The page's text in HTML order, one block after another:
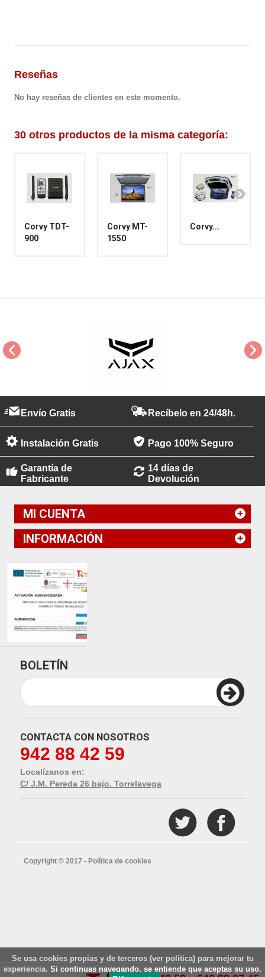
Se usa cookies propias y de terceros (ver política)para mejorar tu
experiencia. Si continuas navegando, se entiende que aceptas su uso.
Reseñas
No hay reseñas de clientes en este momento.
30 otros productos de la misma categoría:
Corvy TDT-
900
Corvy MT-
1550
Corvy...
Envío Gratis Recíbelo en 24/48h.
Instalación Gratis Pago 100% Seguro
Garantía de
Fabricante
14 días de
Devolución
MI CUENTA
INFORMACIÓN
BOLETÍN
CONTACTA CON NOSOTROS
942 88 42 59
Localízanos en:
C/ J.M. Pereda 26 bajo. Torrelavega
Copyright © 2017 - Política de cookies